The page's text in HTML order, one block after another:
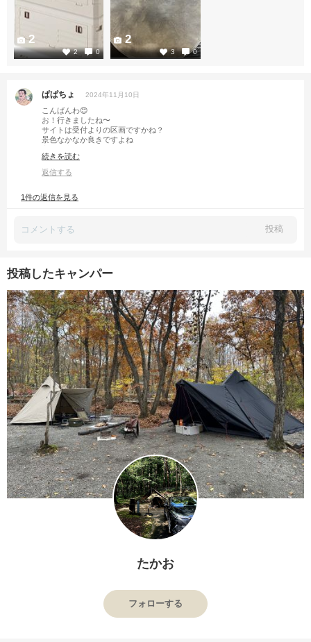
2 0
2
3 0
2
ぱぱちょ 2024年11月10日
こんばんわ😊
お！行きましたね〜
サイトは受付よりの区画ですかね？
景色なかなか良きですよね
寒くてキャンプラできませんね笑
続きを読む
返信する
1件の返信を見る
投稿
投稿したキャンパー
たかお
フォローする